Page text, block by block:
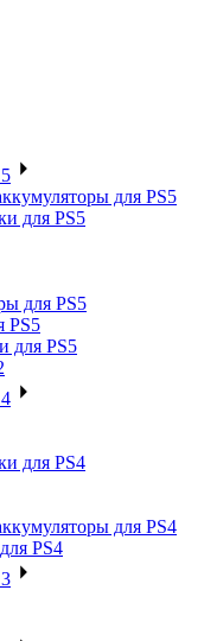
для PS5
для PS5
для PS5
PS5
для PS5
для PS4
для PS4
PS4